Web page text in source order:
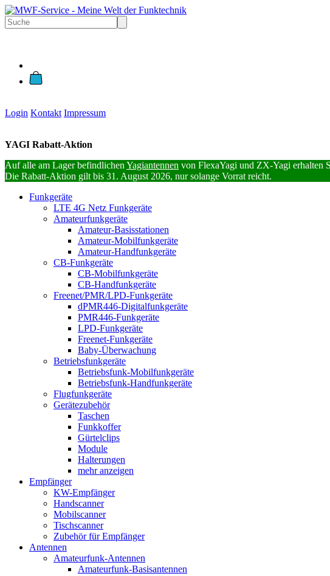
Login Kontakt Impressum
YAGI Rabatt-Aktion
Auf alle am Lager befindlichen Yagiantennen von FlexaYagi und ZX-Yagi erhalten
Die Rabatt-Aktion gilt bis 31. August 2026, nur solange Vorrat reicht.
Funkgeräte
LTE 4G Netz Funkgeräte
Amateurfunkgeräte
Amateur-Basisstationen
Amateur-Mobilfunkgeräte
Amateur-Handfunkgeräte
CB-Funkgeräte
CB-Mobilfunkgeräte
CB-Handfunkgeräte
Freenet/PMR/LPD-Funkgeräte
dPMR446-Digitalfunkgeräte
PMR446-Funkgeräte
LPD-Funkgeräte
Freenet-Funkgeräte
Baby-Überwachung
Betriebsfunkgeräte
Betriebsfunk-Mobilfunkgeräte
Betriebsfunk-Handfunkgeräte
Flugfunkgeräte
Gerätezubehör
Taschen
Funkkoffer
Gürtelclips
Module
Halterungen
mehr anzeigen
Empfänger
KW-Empfänger
Handscanner
Mobilscanner
Tischscanner
Zubehör für Empfänger
Antennen
Amateurfunk-Antennen
Amateurfunk-Basisantennen